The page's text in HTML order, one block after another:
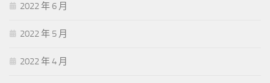
2022 年 6 月
2022 年 5 月
2022 年 4 月